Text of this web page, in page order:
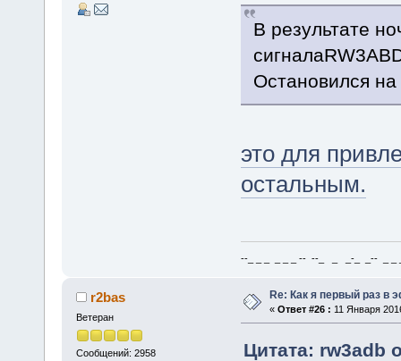
В результате
Остановился
это для
остальным.
--_ _ _ _ _ _ -- --_ _ _-_ _-- _ _
r2bas
Ветеран
Сообщений: 2958
Re: Как я первый раз в
« Ответ #26 : 11 Января
Цитата: rw3adb